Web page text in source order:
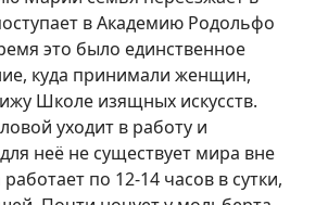
в Академию Родольфо
это было единственное
куда принимали женщин,
Школе изящных искусств.
уходит в работу и
неё не существует мира вне
по 12-14 часов в сутки,